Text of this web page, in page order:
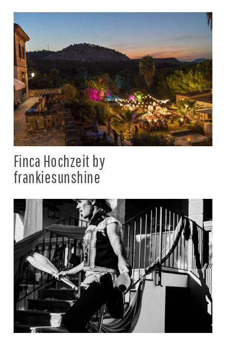
Finca Hochzeit by
frankiesunshine